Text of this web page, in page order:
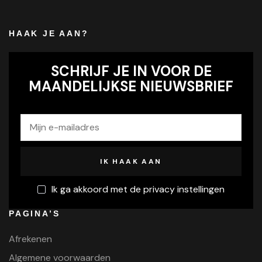
HAAK JE AAN?
SCHRIJF JE IN VOOR DE
MAANDELIJKSE NIEUWSBRIEF
Ik ga akkoord met de privacy instellingen
PAGINA’S
Afrekenen
Algemene voorwaarden